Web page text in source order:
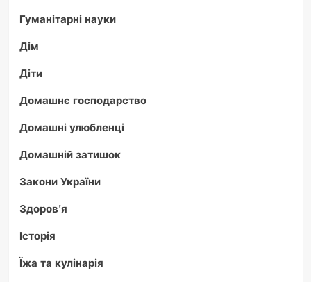
Гуманітарні науки
Дім
Діти
Домашнє господарство
Домашні улюбленці
Домашній затишок
Закони України
Здоров'я
Історія
Їжа та кулінарія